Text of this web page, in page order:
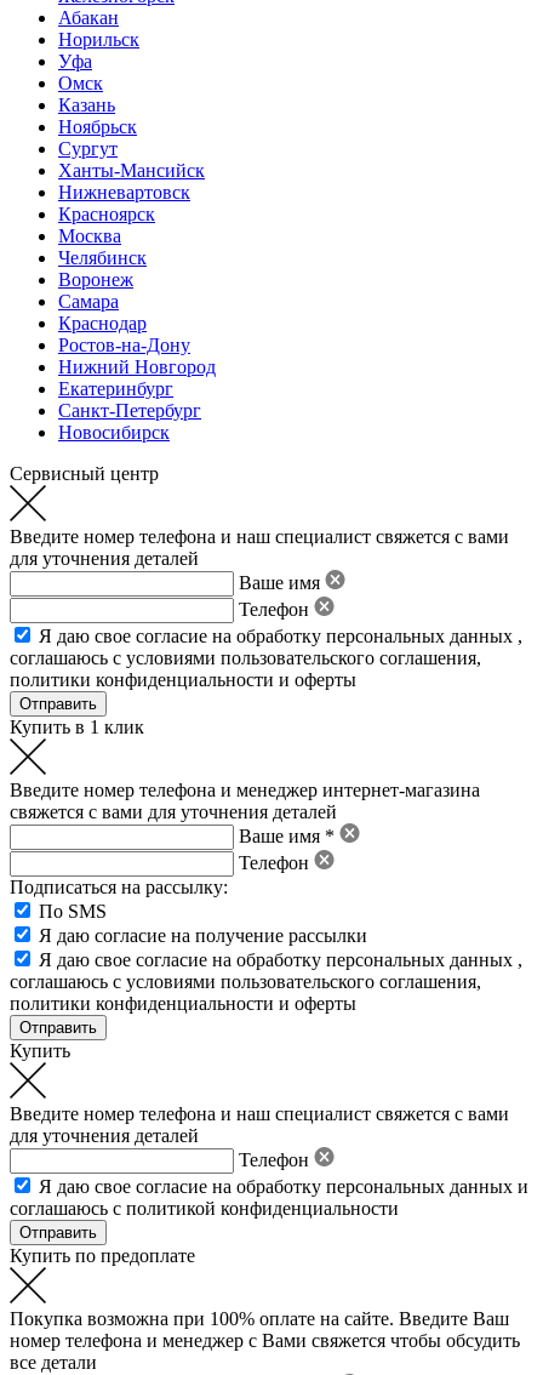
Абакан
Норильск
Уфа
Омск
Казань
Ноябрьск
Сургут
Ханты-Мансийск
Нижневартовск
Красноярск
Москва
Челябинск
Воронеж
Самара
Краснодар
Ростов-на-Дону
Нижний Новгород
Екатеринбург
Санкт-Петербург
Новосибирск
Сервисный центр
Введите номер телефона и наш специалист свяжется с вами
для уточнения деталей
Ваше имя
Телефон
Я даю свое согласие на обработку персональных данных ,
соглашаюсь с условиями пользовательского соглашения,
политики конфиденциальности и оферты
Купить в 1 клик
Введите номер телефона и менеджер интернет-магазина
свяжется с вами для уточнения деталей
Ваше имя *
Телефон
Подписаться на рассылку:
По SMS
Я даю согласие на получение рассылки
Я даю свое согласие на обработку персональных данных ,
соглашаюсь с условиями пользовательского соглашения,
политики конфиденциальности и оферты
Купить
Введите номер телефона и наш специалист свяжется с вами
для уточнения деталей
Телефон
Я даю свое согласие на обработку персональных данных и
соглашаюсь с политикой конфиденциальности
Купить по предоплате
Покупка возможна при 100% оплате на сайте. Введите Ваш
номер телефона и менеджер с Вами свяжется чтобы обсудить
все детали